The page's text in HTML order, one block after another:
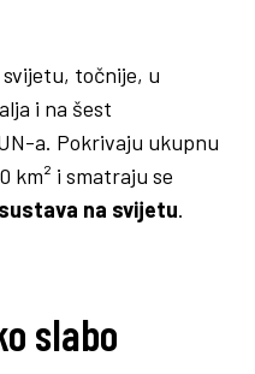
točnije, u
i na šest
a. Pokrivaju ukupnu
km² i smatraju se
na svijetu.
slabo